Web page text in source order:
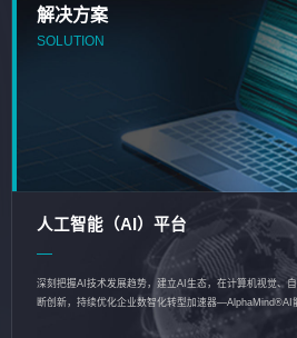
解决方案
SOLUTION
人工智能（AI）平台
深刻把握AI技术发展趋势，建立AI生态，在计算机视觉、
断创新，持续优化企业数智化转型加速器—AlphaMind®AI